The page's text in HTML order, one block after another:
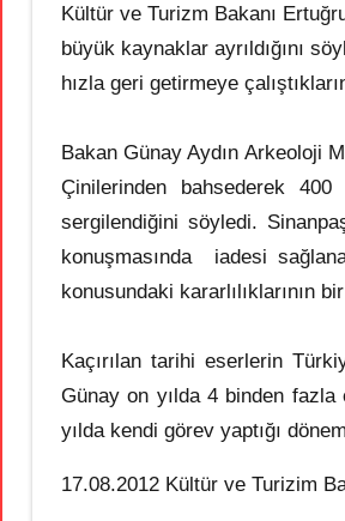
Kültür ve Turizm Bakanı
büyük kaynaklar ayrıldığını
hızla geri getirmeye
Bakan Günay Aydın Arkeoloji
Çinilerinden bahsederek
sergilendiğini söyledi.
konuşmasında iadesi
konusundaki kararlılıklarının
Kaçırılan tarihi eserlerin
Günay on yılda 4 binden fazla
yılda kendi görev yaptığı
17.08.2012 Kültür ve Turizim